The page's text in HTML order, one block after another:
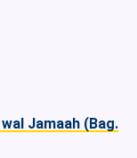
Jamaah (Bag.